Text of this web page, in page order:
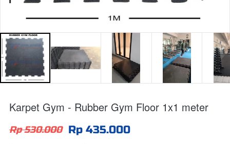
Karpet Gym - Rubber Gym Floor 1x1 meter
Rp 530.000 Rp 435.000